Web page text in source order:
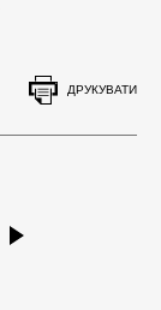
ДРУКУВАТИ